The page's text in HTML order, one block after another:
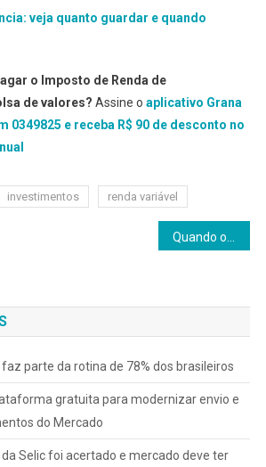
veja quanto guardar e quando
o Imposto de Renda de
de valores? Assine o aplicativo Grana
0349825 e receba R$ 90 de desconto no
investimentos renda variável
Quando o governo gasta, o Copom segura
parte da rotina de 78% dos brasileiros
gratuita para modernizar envio e
do Mercado
Selic foi acertado e mercado deve ter